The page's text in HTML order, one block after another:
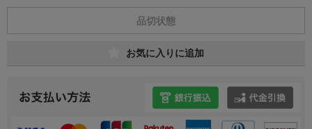
品切状態
お気に入りに追加